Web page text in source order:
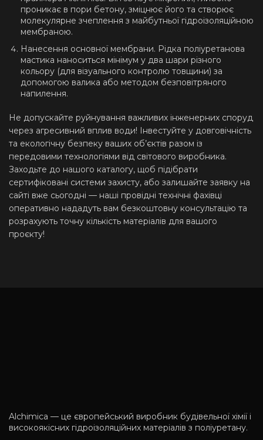
проникає в пори бетону, зміцнює його та створює
молекулярне зчеплення з майбутньої гідроізоляційною
мембраною.
Нанесення основної мембрани. Рідка поліуретанова
мастика наноситься мінімум у два шари різного
кольору (для візуального контролю товщини) за
допомогою валика або методом безповітряного
напилення.
Не допускайте руйнування важливих інженерних споруд
через агресивний вплив води! Інвестуйте у довговічність
та екологічну безпеку ваших об’єктів разом із
передовими технологіями від світового виробника.
Заходьте до нашого каталогу, щоб підібрати
сертифіковані системи захисту, або залишайте заявку на
сайті вже сьогодні — наші провідні технічні фахівці
оперативно нададуть вам безкоштовну консультацію та
розрахують точну кількість матеріалів для вашого
проєкту!
Alchimica — це європейський виробник будівельної хімії і
високоякісних гідроізоляційних матеріалів з поліуретану.